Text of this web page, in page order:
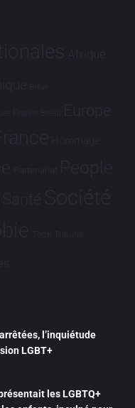
Afrique
Brève
France-Brésil Europe
Hommage
Partenariat People
Santé Société
Tech Tribune
l’inquiétude
LGBT+
les LGBTQ+